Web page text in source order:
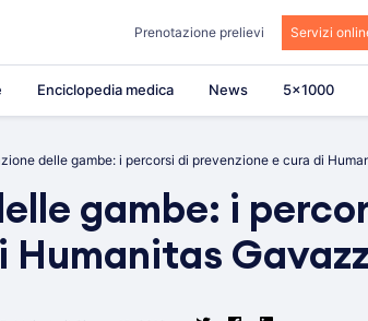
Prenotazione prelievi Servizi
Enciclopedia medica News 5×1000
delle gambe: i percorsi di prevenzione e cura di
gambe: i
Humanitas